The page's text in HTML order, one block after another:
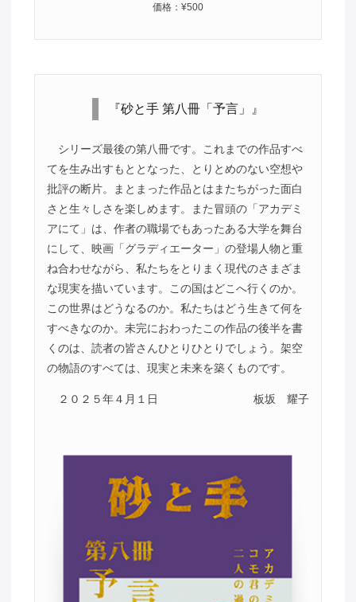
価格：¥500
『砂と手 第八冊「予言」』
シリーズ最後の第八冊です。これまでの作品すべ
てを生み出すもととなった、とりとめのない空想や
批評の断片。まとまった作品とはまたちがった面白
さと生々しさを楽しめます。また冒頭の「アカデミ
アにて」は、作者の職場でもあったある大学を舞台
にして、映画「グラディエーター」の登場人物と重
ね合わせながら、私たちをとりまく現代のさまざま
な現実を描いています。この国はどこへ行くのか。
この世界はどうなるのか。私たちはどう生きて何を
すべきなのか。未完におわったこの作品の後半を書
くのは、読者の皆さんひとりひとりでしょう。架空
の物語のすべては、現実と未来を築くものです。
２０２５年４月１日 板坂 耀子